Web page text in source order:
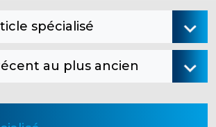
spécialisé
au plus ancien